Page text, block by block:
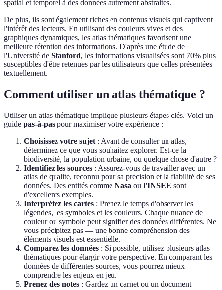
spatial et temporel à des données autrement abstraites.
De plus, ils sont également riches en contenus visuels qui captivent
l'intérêt des lecteurs. En utilisant des couleurs vives et des
graphiques dynamiques, les atlas thématiques favorisent une
meilleure rétention des informations. D'après une étude de
l'Université de Stanford, les informations visualisées sont 70% plus
susceptibles d'être retenues par les utilisateurs que celles présentées
textuellement.
Comment utiliser un atlas thématique ?
Utiliser un atlas thématique implique plusieurs étapes clés. Voici un
guide pas-à-pas pour maximiser votre expérience :
Choisissez votre sujet : Avant de consulter un atlas,
déterminez ce que vous souhaitez explorer. Est-ce la
biodiversité, la population urbaine, ou quelque chose d'autre ?
Identifiez les sources : Assurez-vous de travailler avec un
atlas de qualité, reconnu pour sa précision et la fiabilité de ses
données. Des entités comme Nasa ou l'INSEE sont
d'excellents exemples.
Interprétez les cartes : Prenez le temps d'observer les
légendes, les symboles et les couleurs. Chaque nuance de
couleur ou symbole peut signifier des données différentes. Ne
vous précipitez pas — une bonne compréhension des
éléments visuels est essentielle.
Comparez les données : Si possible, utilisez plusieurs atlas
thématiques pour élargir votre perspective. En comparant les
données de différentes sources, vous pourrez mieux
comprendre les enjeux en jeu.
Prenez des notes : Gardez un carnet ou un document